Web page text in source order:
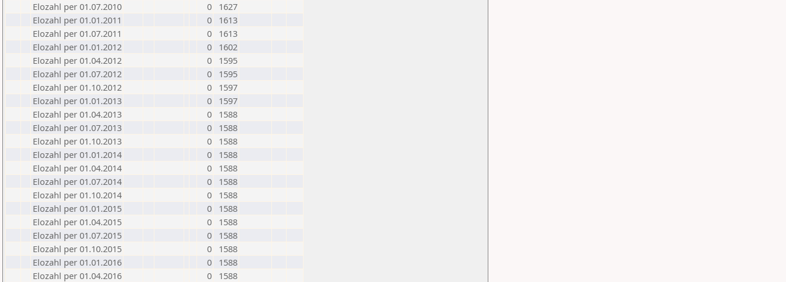
Elozahl per 01.07.2010
0
1627
Elozahl per 01.01.2011
0
1613
Elozahl per 01.07.2011
0
1613
Elozahl per 01.01.2012
0
1602
Elozahl per 01.04.2012
0
1595
Elozahl per 01.07.2012
0
1595
Elozahl per 01.10.2012
0
1597
Elozahl per 01.01.2013
0
1597
Elozahl per 01.04.2013
0
1588
Elozahl per 01.07.2013
0
1588
Elozahl per 01.10.2013
0
1588
Elozahl per 01.01.2014
0
1588
Elozahl per 01.04.2014
0
1588
Elozahl per 01.07.2014
0
1588
Elozahl per 01.10.2014
0
1588
Elozahl per 01.01.2015
0
1588
Elozahl per 01.04.2015
0
1588
Elozahl per 01.07.2015
0
1588
Elozahl per 01.10.2015
0
1588
Elozahl per 01.01.2016
0
1588
Elozahl per 01.04.2016
0
1588